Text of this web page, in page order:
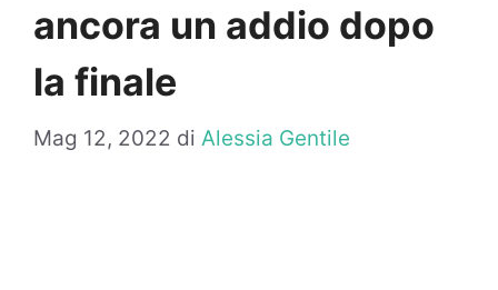
ancora un addio dopo
la finale
Mag 12, 2022 di Alessia Gentile